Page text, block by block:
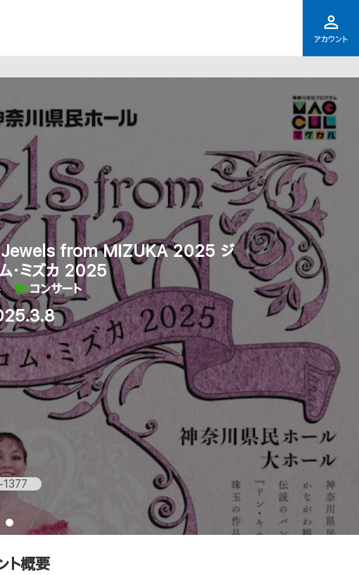
アカウント
Jewels from MIZUKA 2025 ジ
・ミズカ 2025
コンサート
1377
ト概要